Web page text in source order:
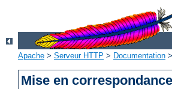
Apache > Serveur HTTP > Documentation >
Mise en